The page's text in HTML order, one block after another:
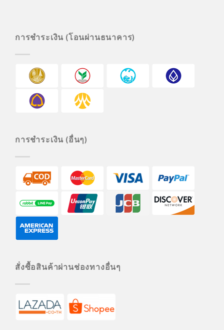
การชำระเงิน (โอนผ่านธนาคาร)
การชำระเงิน (อื่นๆ)
สั่งซื้อสินค้าผ่านช่องทางอื่นๆ